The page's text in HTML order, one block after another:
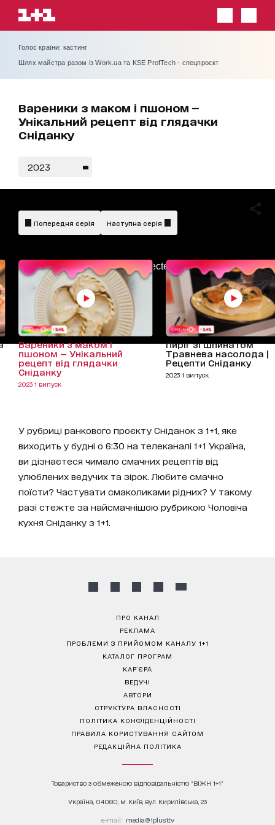
Голос країни: кастинг
Шлях майстра разом із Work.ua та KSE ProfTech - спецпроєкт
Вареники з маком і пшоном —
Унікальний рецепт від глядачки
Сніданку
2023
AdBlockDetected!
Попередня серія Наступна серія
Вареники з маком і
пшоном — Унікальний
рецепт від глядачки
Сніданку
2023 1 випуск
Пиріг зі шпинатом
Травнева насолода |
Рецепти Сніданку
2023 1 випуск
У рубриці ранкового проєкту Сніданок з 1+1, яке
виходить у будні о 6:30 на телеканалі 1+1 Україна,
ви дізнаєтеся чимало смачних рецептів від
улюблених ведучих та зірок. Любите смачно
поїсти? Частувати смаколиками рідних? У такому
разі стежте за найсмачнішою рубрикою Чоловіча
кухня Сніданку з 1+1.
ПРО КАНАЛ
РЕКЛАМА
ПРОБЛЕМИ З ПРИЙОМОМ КАНАЛУ 1+1
КАТАЛОГ ПРОГРАМ
КАР’ЄРА
ВЕДУЧІ
АВТОРИ
СТРУКТУРА ВЛАСНОСТІ
ПОЛІТИКА КОНФІДЕНЦІЙНОСТІ
ПРАВИЛА КОРИСТУВАННЯ САЙТОМ
РЕДАКЦІЙНА ПОЛІТИКА
Товариство з обмеженою відповідальністю "ВІЖН 1+1"
Україна, 04080, м. Київ, вул. Кирилівська, 23
е-mail: media@1plus1.tv